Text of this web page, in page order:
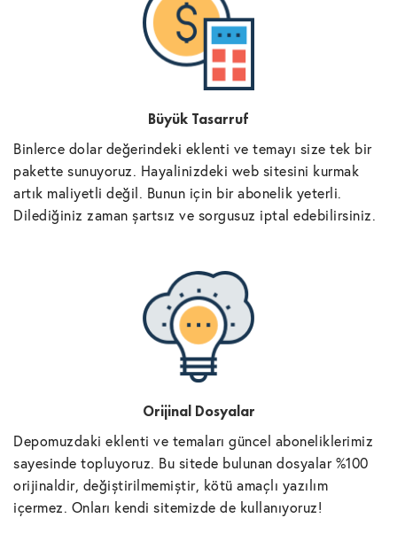
Büyük Tasarruf
Binlerce dolar değerindeki eklenti ve temayı size tek bir
pakette sunuyoruz. Hayalinizdeki web sitesini kurmak
artık maliyetli değil. Bunun için bir abonelik yeterli.
Dilediğiniz zaman şartsız ve sorgusuz iptal edebilirsiniz.
Orijinal Dosyalar
Depomuzdaki eklenti ve temaları güncel aboneliklerimiz
sayesinde topluyoruz. Bu sitede bulunan dosyalar %100
orijinaldir, değiştirilmemiştir, kötü amaçlı yazılım
içermez. Onları kendi sitemizde de kullanıyoruz!